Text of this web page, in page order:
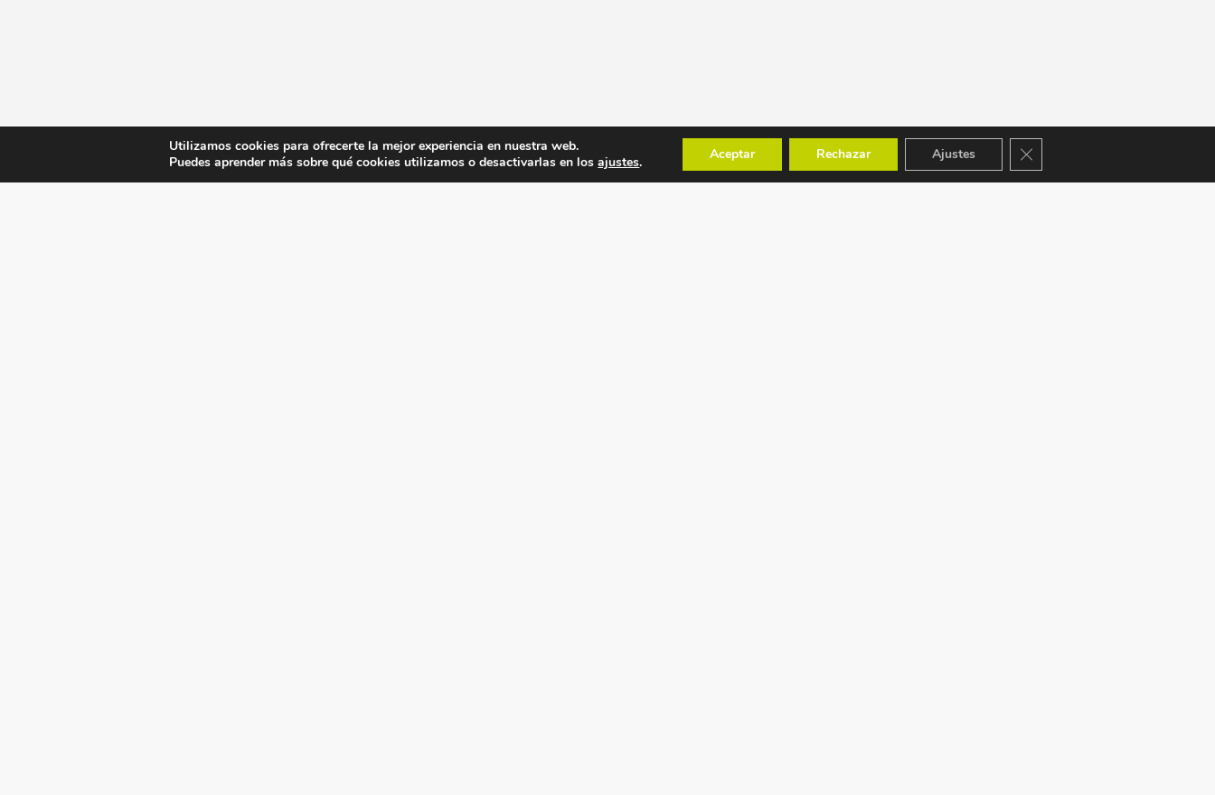
Utilizamos cookies para ofrecerte la mejor experiencia en nuestra web.
Puedes aprender más sobre qué cookies utilizamos o desactivarlas en losajustes. Aceptar Rechazar Ajustes Cerrar el banner de cookies RGPD